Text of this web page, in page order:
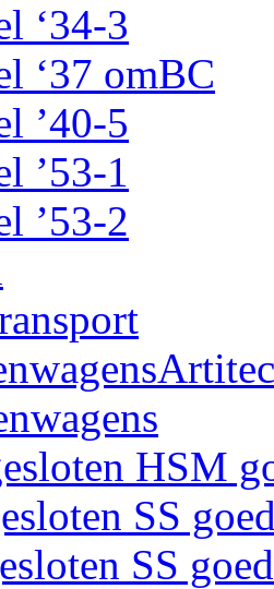
‘34-3
‘37 omBC
’40-5
’53-1
’53-2
HSM
SS
SS